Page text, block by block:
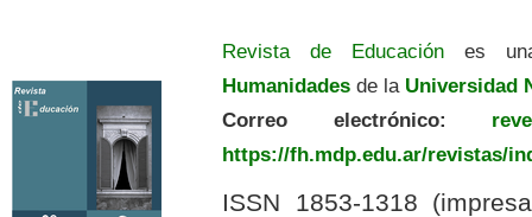
Revista de Educación es
Humanidades de la Universidad
Correo electrónico:
https://fh.mdp.edu.ar/revistas/
ISSN 1853-1318